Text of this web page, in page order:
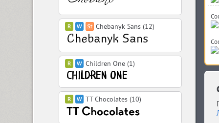
Chebanyk Sans (12)
Children One (1)
TT Chocolates (10)